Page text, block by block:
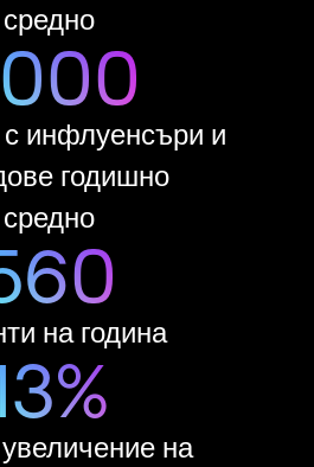
средно
инфлуенсъри и
годишно
средно
на година
%
на